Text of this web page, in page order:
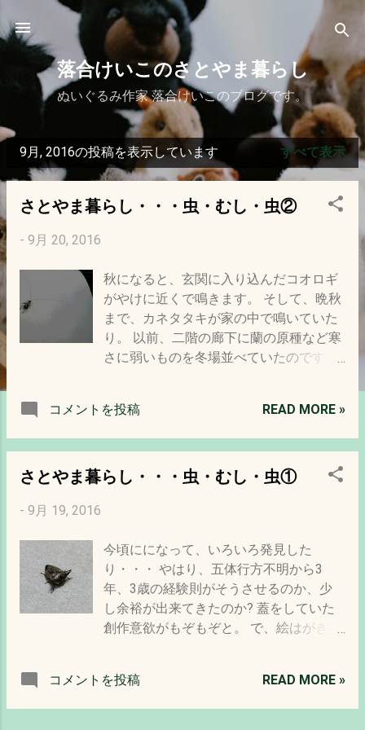
スキップしてメイン コンテンツに移動
落合けいこのさとやま暮らし
ぬいぐるみ作家 落合けいこのブログです。
9月, 2016の投稿を表示しています すべて表示
さとやま暮らし・・・虫・むし・虫②
- 9月 20, 2016
秋になると、玄関に入り込んだコオロギ
がやけに近くで鳴きます。 そして、晩秋
まで、カネタタキが家の中で鳴いていた
り。 以前、二階の廊下に蘭の原種など寒
さに弱いものを冬場並べていたのです
に餌を与えたわけでなく。 勝手に蘭の鉢
の中で育って成虫になったのでした。 し
かし、今回の虫は「カネタタキ」ではあ
りません。大きさはほぼ同じですが、ち
う、儚さの象徴であって、聞く会がある
くらい鳴く虫の中でも有名な? しかし、
今まで見たことないし、声も認識したこ
とはなかったので。 家の中に居たとは!!
今年描いた昆虫中心のスケッチ
コメントを投稿 READ MORE »
さとやま暮らし・・・虫・むし・虫①
- 9月 19, 2016
今頃にになって、いろいろ発見した
り・・・ やはり、五体行方不明から3
年、3歳の経験則がそうさせるのか、少
し余裕が出来てきたのか? 蓋をしていた
創作意欲がもぞもぞと。 で、絵はがきの
らせしますね。 ところで、最近は少し歩
けるようになったものの、転倒の危険や
コメントを投稿 READ MORE »